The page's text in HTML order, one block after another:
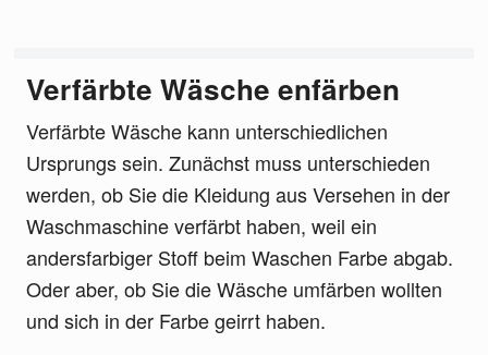
Verfärbte Wäsche enfärben
Verfärbte Wäsche kann unterschiedlichen
Ursprungs sein. Zunächst muss unterschieden
werden, ob Sie die Kleidung aus Versehen in der
Waschmaschine verfärbt haben, weil ein
andersfarbiger Stoff beim Waschen Farbe abgab.
Oder aber, ob Sie die Wäsche umfärben wollten
und sich in der Farbe geirrt haben.